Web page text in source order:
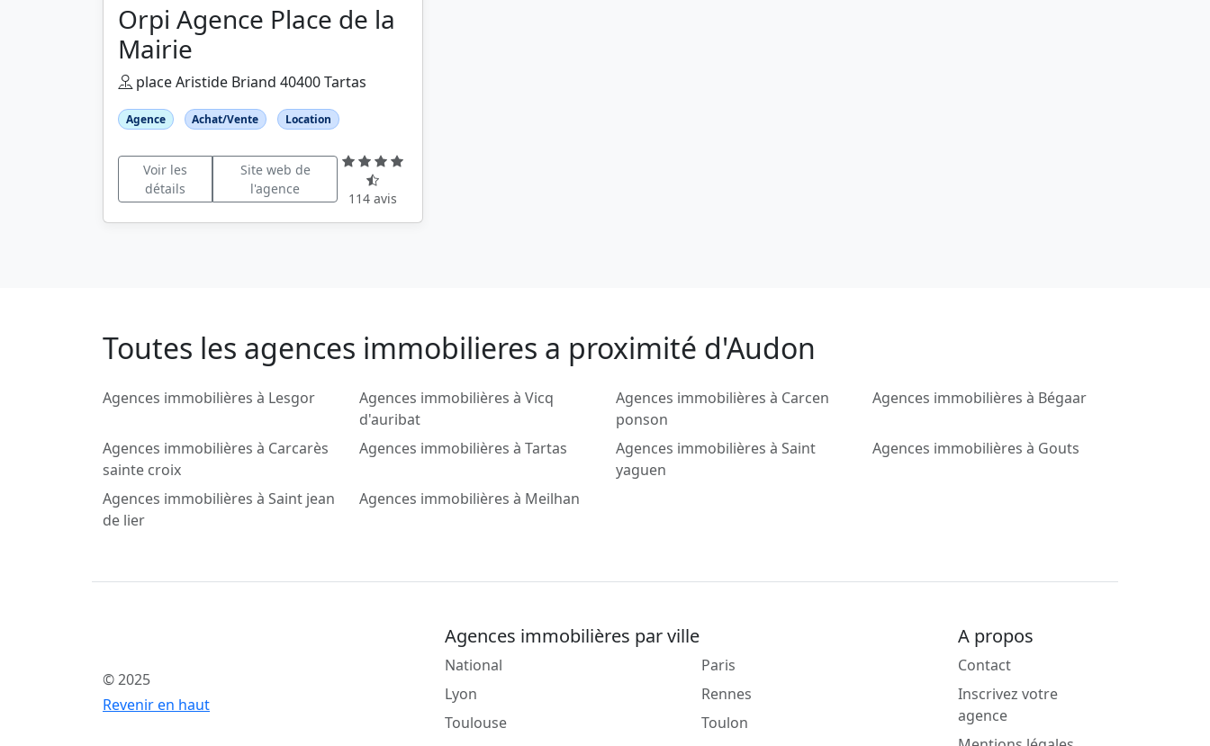
Orpi Agence Place de la
Mairie
place Aristide Briand 40400 Tartas
Agence Achat/Vente Location
Voir les
détails
Site web de
l'agence
114 avis
Toutes les agences immobilieres a proximité d'Audon
Agences immobilières à Lesgor
Agences immobilières à Vicq
d'auribat
Agences immobilières à Carcen
ponson
Agences immobilières à Bégaar
Agences immobilières à Carcarès
sainte croix
Agences immobilières à Tartas
Agences immobilières à Saint
yaguen
Agences immobilières à Gouts
Agences immobilières à Saint jean
de lier
Agences immobilières à Meilhan
© 2025
Revenir en haut
Agences immobilières par ville
National
Lyon
Toulouse
Paris
Rennes
Toulon
A propos
Contact
Inscrivez votre
agence